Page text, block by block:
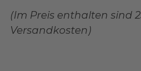
(Im Preis enthalten sind
Versandkosten)